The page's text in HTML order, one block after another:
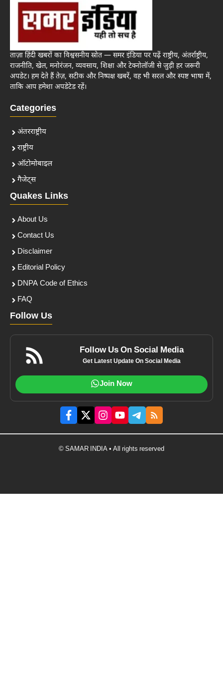
ताज़ा हिंदी खबरों का विश्वसनीय स्रोत — समर इंडिया पर पढ़ें राष्ट्रीय, अंतर्राष्ट्रीय,
राजनीति, खेल, मनोरंजन, व्यवसाय, शिक्षा और टेक्नोलॉजी से जुड़ी हर जरूरी
अपडेट। हम देते हैं तेज़, सटीक और निष्पक्ष खबरें, वह भी सरल और स्पष्ट भाषा में,
ताकि आप हमेशा अपडेटेड रहें।
Categories
अंतरराष्ट्रीय
राष्ट्रीय
ऑटोमोबाइल
गैजेट्स
Quakes Links
About Us
Contact Us
Disclaimer
Editorial Policy
DNPA Code of Ethics
FAQ
Follow Us
Follow Us On Social Media
Get Latest Update On Social Media
Join Now
© SAMAR INDIA • All rights reserved